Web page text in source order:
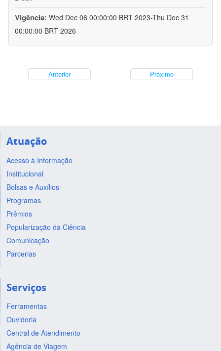
Vigência: Wed Dec 06 00:00:00 BRT 2023-Thu Dec 31
00:00:00 BRT 2026
Anterior Próximo
Atuação
Acesso à Informação
Institucional
Bolsas e Auxílios
Programas
Prêmios
Popularização da Ciência
Comunicação
Parcerias
Serviços
Ferramentas
Ouvidoria
Central de Atendimento
Agência de Viagem